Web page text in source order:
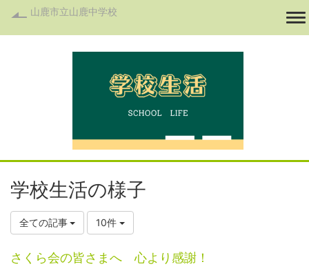
山鹿市立山鹿中学校
学校生活の様子
全ての記事 10件
さくら会の皆さまへ 心より感謝！